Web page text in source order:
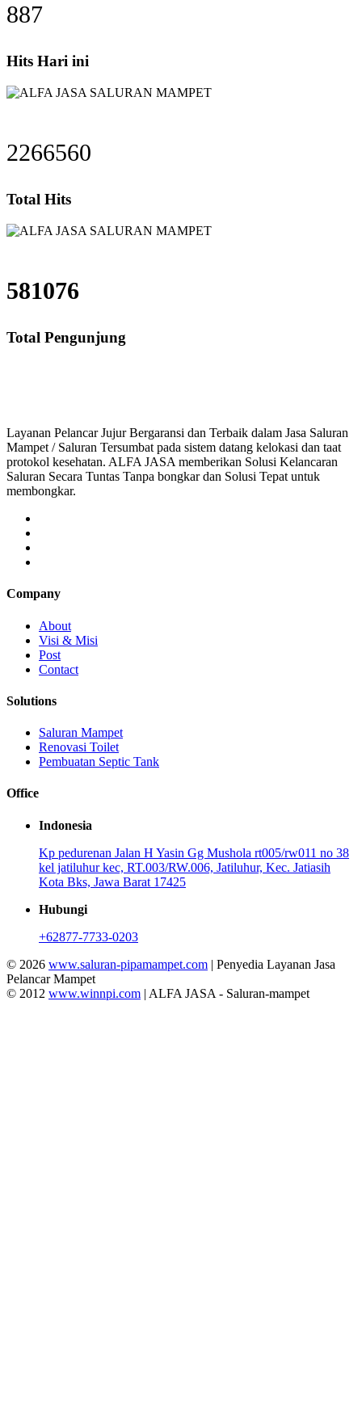
887
Hits Hari ini
2266560
Total Hits
581076
Total Pengunjung
Layanan Pelancar Jujur Bergaransi dan Terbaik dalam Jasa Saluran
Mampet / Saluran Tersumbat pada sistem datang kelokasi dan taat
protokol kesehatan. ALFA JASA memberikan Solusi Kelancaran
Saluran Secara Tuntas Tanpa bongkar dan Solusi Tepat untuk
membongkar.
Company
About
Visi & Misi
Post
Contact
Solutions
Saluran Mampet
Renovasi Toilet
Pembuatan Septic Tank
Office
Indonesia
Kp pedurenan Jalan H Yasin Gg Mushola rt005/rw011 no 38
kel jatiluhur kec, RT.003/RW.006, Jatiluhur, Kec. Jatiasih
Kota Bks, Jawa Barat 17425
Hubungi
+62877-7733-0203
© 2026 www.saluran-pipamampet.com | Penyedia Layanan Jasa
Pelancar Mampet
© 2012 www.winnpi.com | ALFA JASA - Saluran-mampet